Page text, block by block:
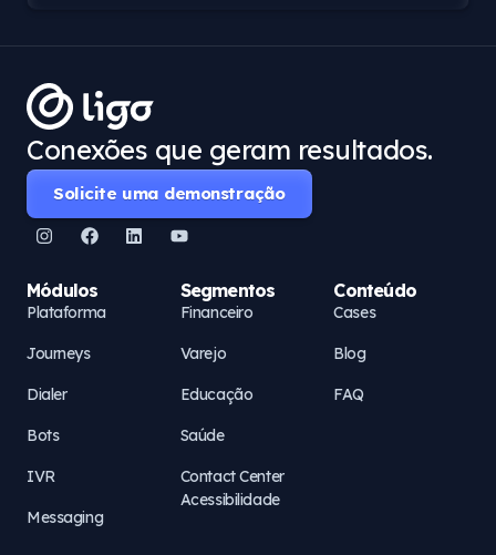
Conexões que geram resultados.
Solicite uma demonstração
Módulos
Plataforma
Journeys
Dialer
Bots
IVR
Messaging
Segmentos
Financeiro
Varejo
Educação
Saúde
Contact Center
Acessibilidade
Conteúdo
Cases
Blog
FAQ